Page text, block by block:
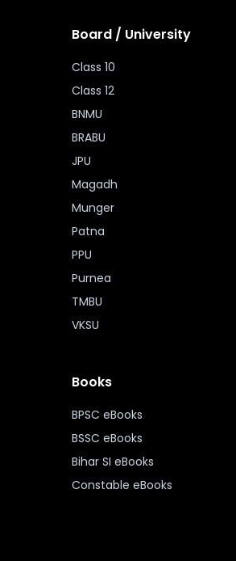
Board / University
Class 10
Class 12
BNMU
BRABU
JPU
Magadh
Munger
Patna
PPU
Purnea
TMBU
VKSU
Books
BPSC eBooks
BSSC eBooks
Bihar SI eBooks
Constable eBooks